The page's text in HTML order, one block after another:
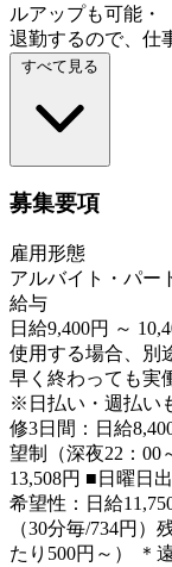
ルアップも可能・
退勤するので、仕
すべて見る
募集要項
雇用形態
アルバイト・パー
給与
日給9,400円 ～
使用する場合、
早く終わっても実
※日払い・週払
修3日間：日給
望制（深夜22：00
13,508円 ■日曜日
希望性：日給
（30分毎/734円
たり500円～） ＊